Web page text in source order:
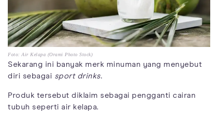
Foto: Air Kelapa (Orami Photo Stock)
Sekarang ini banyak merk minuman yang menyebut
diri sebagai sport drinks.
Produk tersebut diklaim sebagai pengganti cairan
tubuh seperti air kelapa.